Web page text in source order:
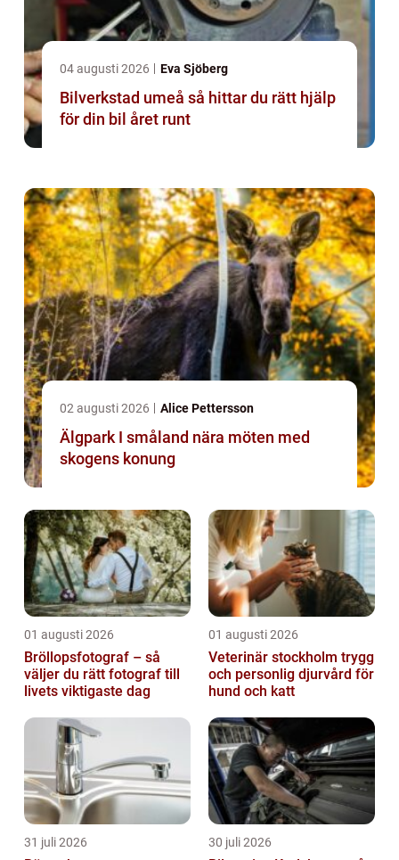
04 augusti 2026 Eva Sjöberg
Bilverkstad umeå så hittar du rätt hjälp
för din bil året runt
02 augusti 2026 Alice Pettersson
Älgpark I småland nära möten med
skogens konung
01 augusti 2026
Bröllopsfotograf – så
väljer du rätt fotograf till
livets viktigaste dag
01 augusti 2026
Veterinär stockholm trygg
och personlig djurvård för
hund och katt
31 juli 2026 30 juli 2026